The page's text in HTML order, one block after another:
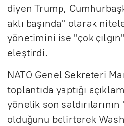
diyen Trump,
aklı başında" olarak
yönetimini ise "çok
eleştirdi.
NATO Genel Sekreteri
toplantıda yaptığı
yönelik son
olduğunu belirterek